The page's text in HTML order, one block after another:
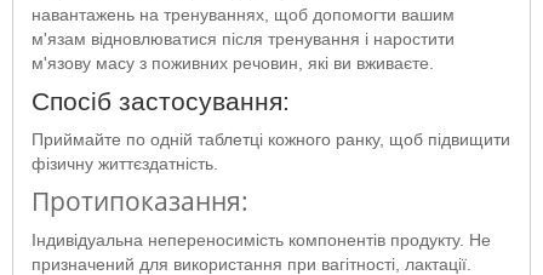
навантажень на тренуваннях, щоб допомогти вашим
м'язам відновлюватися після тренування і наростити
м'язову масу з поживних речовин, які ви вживаєте.
Спосіб застосування:
Приймайте по одній таблетці кожного ранку, щоб підвищити
фізичну життєздатність.
Протипоказання:
Індивідуальна непереносимість компонентів продукту. Не
призначений для використання при вагітності, лактації.